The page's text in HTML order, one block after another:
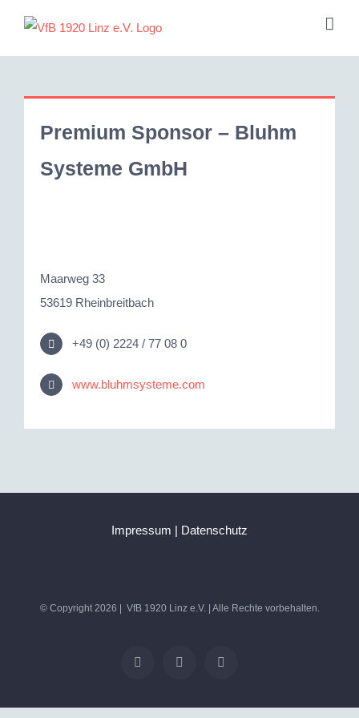
springen
Premium Sponsor – Bluhm
Systeme GmbH
Maarweg 33
53619 Rheinbreitbach
+49 (0) 2224 / 77 08 0
www.bluhmsysteme.com
Impressum | Datenschutz
© Copyright2026 | VfB 1920 Linz e.V. | Alle Rechte vorbehalten.
Facebook
X Instagram